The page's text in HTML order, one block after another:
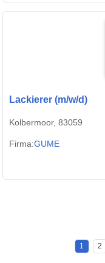
Lackierer (m/w/d)
Kolbermoor, 83059
Firma:GUME
1 2